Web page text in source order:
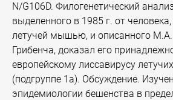
N/G106D. Филогенетический
выделенного в 1985 г. от
летучей мышью, и описанного
Грибенча, доказал его
европейскому лиссавирусу
(подгруппе 1a). Обсуждение.
эпидемиологии бешенства в